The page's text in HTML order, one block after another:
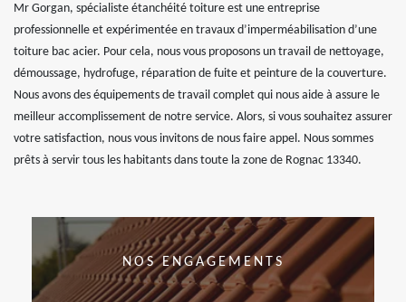
Mr Gorgan, spécialiste étanchéité toiture est une entreprise
professionnelle et expérimentée en travaux d’imperméabilisation d’une
toiture bac acier. Pour cela, nous vous proposons un travail de nettoyage,
démoussage, hydrofuge, réparation de fuite et peinture de la couverture.
Nous avons des équipements de travail complet qui nous aide à assure le
meilleur accomplissement de notre service. Alors, si vous souhaitez assurer
votre satisfaction, nous vous invitons de nous faire appel. Nous sommes
prêts à servir tous les habitants dans toute la zone de Rognac 13340.
NOS ENGAGEMENTS